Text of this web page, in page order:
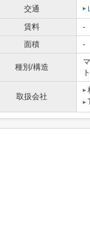
交通
賃料
-
面積
-
種別/構造
ト
取扱会社